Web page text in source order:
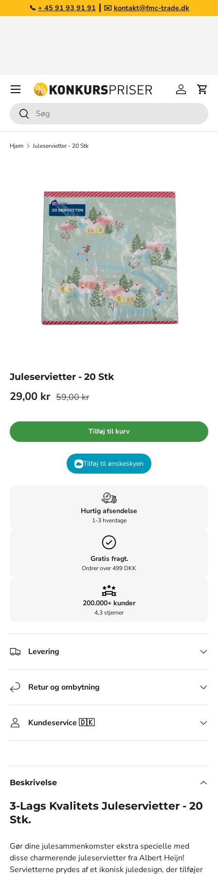
Gå til indhold
📞 + 45 91 93 91 91 ┃ ✉️ kontakt@fmc-trade.dk
Søg
Søg
Log påKurv
Menu
Hjem Juleservietter - 20 Stk
Juleservietter - 20 Stk
29,00 kr 59,00 kr
Tilføj til kurv
Tilføj til ønskeskyen
Hurtig afsendelse
1-3 hverdage
Gratis fragt.
Ordrer over 499 DKK
200.000+ kunder
4,3 stjerner
Levering
Retur og ombytning
Kundeservice 🇩🇰
Beskrivelse
3-Lags Kvalitets Juleservietter - 20
Stk.
Gør dine julesammenkomster ekstra specielle med
disse charmerende juleservietter fra Albert Heijn!
Servietterne prydes af et ikonisk juledesign, der tilføjer